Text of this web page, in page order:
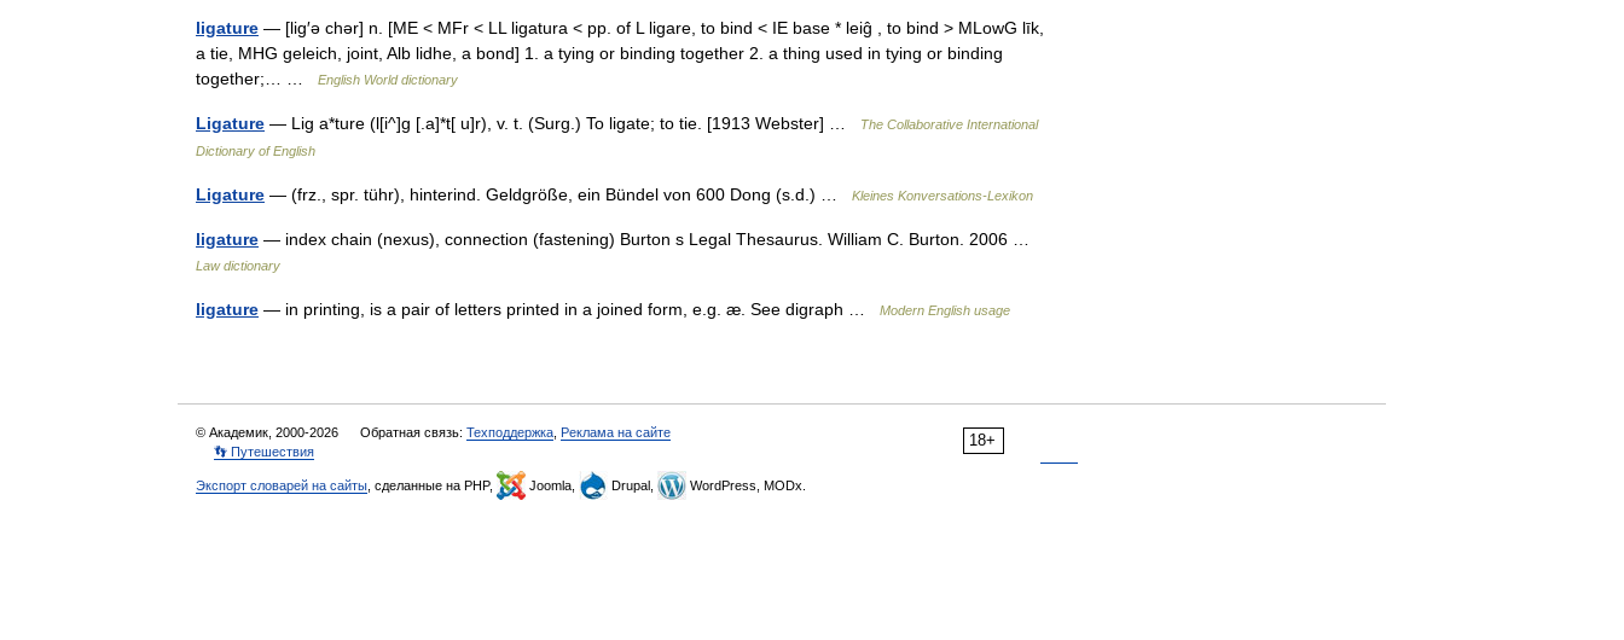
ligature — [lig′ə chər] n. [ME < MFr < LL ligatura < pp. of L ligare, to bind < IE base * leiĝ , to bind > MLowG līk,
a tie, MHG geleich, joint, Alb lidhe, a bond] 1. a tying or binding together 2. a thing used in tying or binding
together;… …
English World dictionary
Ligature — Lig a*ture (l[i^]g [.a]*t[ u]r), v. t. (Surg.) To ligate; to tie. [1913 Webster] …
The Collaborative International
Dictionary of English
Ligature — (frz., spr. tühr), hinterind. Geldgröße, ein Bündel von 600 Dong (s.d.) … Kleines Konversations-Lexikon
ligature — index chain (nexus), connection (fastening) Burton s Legal Thesaurus. William C. Burton. 2006 …
Law dictionary
ligature — in printing, is a pair of letters printed in a joined form, e.g. æ. See digraph … Modern English usage
18+
© Академик, 2000-2026 Обратная связь: Техподдержка Реклама на сайте
👣 Путешествия
Экспорт словарей на сайты , сделанные на PHP, Joomla, Drupal, WordPress, MODx.